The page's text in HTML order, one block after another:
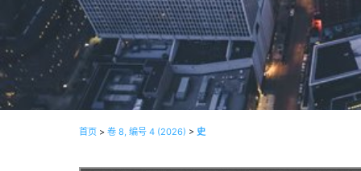
首页 > 卷 8, 编号 4 (2026) > 史